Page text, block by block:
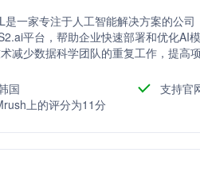
是一家专注于人工智能解决方案的公
平台，帮助企业快速部署和优化AI
减少数据科学团队的重复工作，提高
国
支持官
上的评分为11分